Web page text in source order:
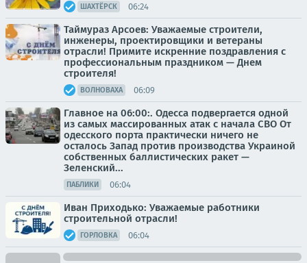
ШАХТЁРСК 06:24
Таймураз Арсоев: Уважаемые строители,
инженеры, проектировщики и ветераны
отрасли! Примите искренние поздравления с
профессиональным праздником — Днем
строителя!
ВОЛНОВАХА 06:09
Главное на 06:00:. Одесса подвергается одной
из самых массированных атак с начала СВО От
одесского порта практически ничего не
осталось Запад против производства Украиной
собственных баллистических ракет —
Зеленский...
ПАБЛИКИ 06:04
Иван Приходько: Уважаемые работники
строительной отрасли!
ГОРЛОВКА 06:04